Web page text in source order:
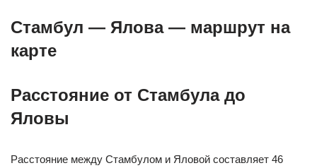
Стамбул — Ялова — маршрут на
карте
Расстояние от Стамбула до
Яловы
Расстояние между Стамбулом и Яловой составляет 46